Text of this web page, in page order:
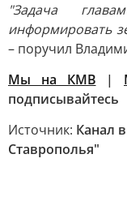
"Задача
информировать
– поручил
Мы на КМВ |
подписывайтесь
Источник: Канал
Ставрополья"